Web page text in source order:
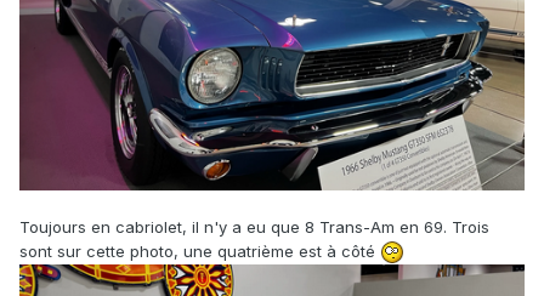
Toujours en cabriolet, il n'y a eu que 8 Trans-Am en 69. Trois
sont sur cette photo, une quatrième est à côté